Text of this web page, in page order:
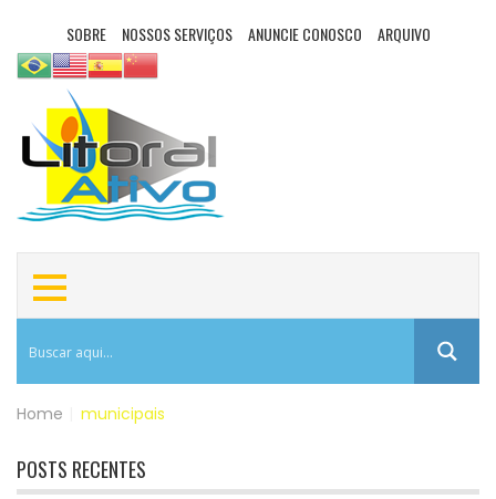
SOBRE NOSSOS SERVIÇOS ANUNCIE CONOSCO ARQUIVO
Home municipais
POSTS RECENTES